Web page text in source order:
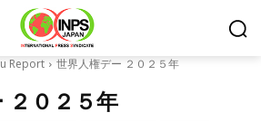
Report 世界人権デー ２０２５年
２０２５年